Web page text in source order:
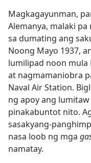
Magkagayunman,
Alemanya, malaki
sa dumating ang
Noong Mayo 1937,
lumilipad noon mula
at nagmamaniobra
Naval Air Station.
ng apoy ang
pinakabuntot nito.
sasakyang-
nasa loob ng mga
namatay.